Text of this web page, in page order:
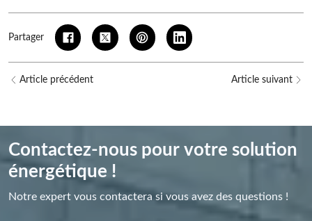
Partager
Article précédent Article suivant
Contactez-nous pour votre solution
énergétique !
Notre expert vous contactera si vous avez des questions !